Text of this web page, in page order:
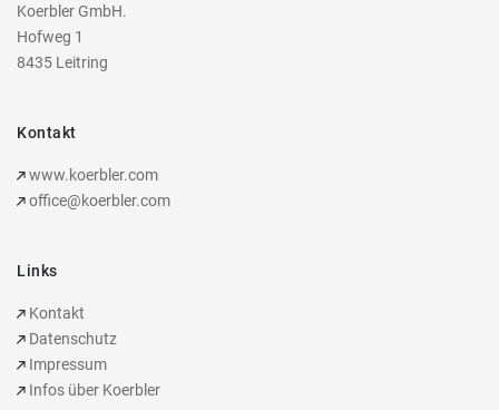
Koerbler GmbH.
Hofweg 1
8435 Leitring
Kontakt
www.koerbler.com
office@koerbler.com
Links
Kontakt
Datenschutz
Impressum
Infos über Koerbler